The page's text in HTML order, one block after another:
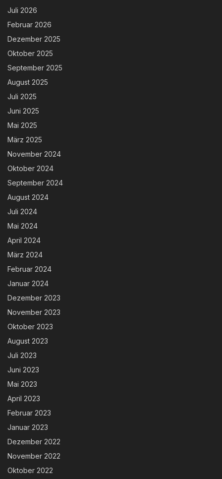
Juli 2026
Februar 2026
Dezember 2025
Oktober 2025
September 2025
August 2025
Juli 2025
Juni 2025
Mai 2025
März 2025
November 2024
Oktober 2024
September 2024
August 2024
Juli 2024
Mai 2024
April 2024
März 2024
Februar 2024
Januar 2024
Dezember 2023
November 2023
Oktober 2023
August 2023
Juli 2023
Juni 2023
Mai 2023
April 2023
Februar 2023
Januar 2023
Dezember 2022
November 2022
Oktober 2022